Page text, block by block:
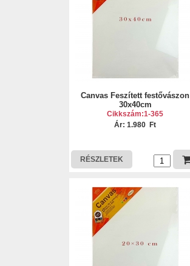
Canvas Feszített festővászon
30x40cm
Cikkszám:1-365
Ár: 1.980 Ft
RÉSZLETEK